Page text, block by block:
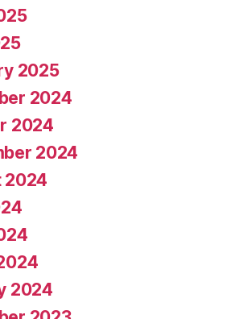
2025
2024
2024
2024
2024
2024